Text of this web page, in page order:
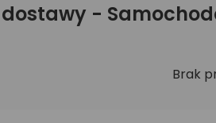
-
Brak